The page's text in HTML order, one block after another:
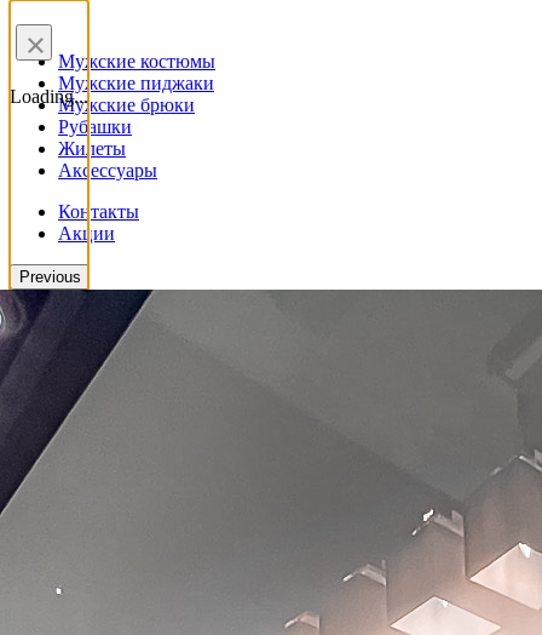
×
Loading...
Мужские костюмы
Мужские пиджаки
Мужские брюки
Рубашки
Жилеты
Аксессуары
Контакты
Акции
Previous